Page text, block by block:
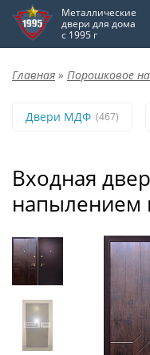
Металлические
двери для дома
с 1995 г
Главная » Порошковое
Двери МДФ (467)
Входная